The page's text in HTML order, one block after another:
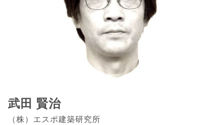
武田 賢治
（株）エスポ建築研究所